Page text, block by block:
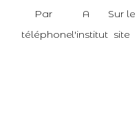
Par
téléphone
A
l'institut
Sur le
site